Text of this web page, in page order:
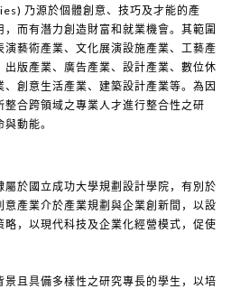
乃源於個體創意、技巧及才能的產
而有潛力創造財富和就業機會。其範圍
藝術產業、文化展演設施產業、工藝產
版產業、廣告產業、設計產業、數位休
創意生活產業、建築設計產業等。為因
合跨領域之專業人才進行整合性之研
動能。
屬於國立成功大學規劃設計學院，有別於
產業介於產業規劃與企業創新間，以設
，以現代科技及企業化經營模式，促使
且具備多樣性之研究專長的學生，以培